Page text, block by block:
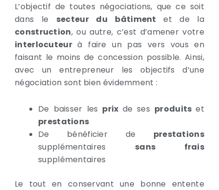
L’objectif de toutes négociations, que ce soit
dans le secteur du bâtimentet de la
construction, ou autre, c’est d’amener votre
interlocuteurà faire un pas vers vous en
faisant le moins de concession possible. Ainsi,
avec un entrepreneur les objectifs d’une
négociation sont bien évidemment :
De baisser les prix de ses produitset
prestations
De bénéficier de prestations
supplémentaires sans frais
supplémentaires
Le tout en conservant une bonne entente